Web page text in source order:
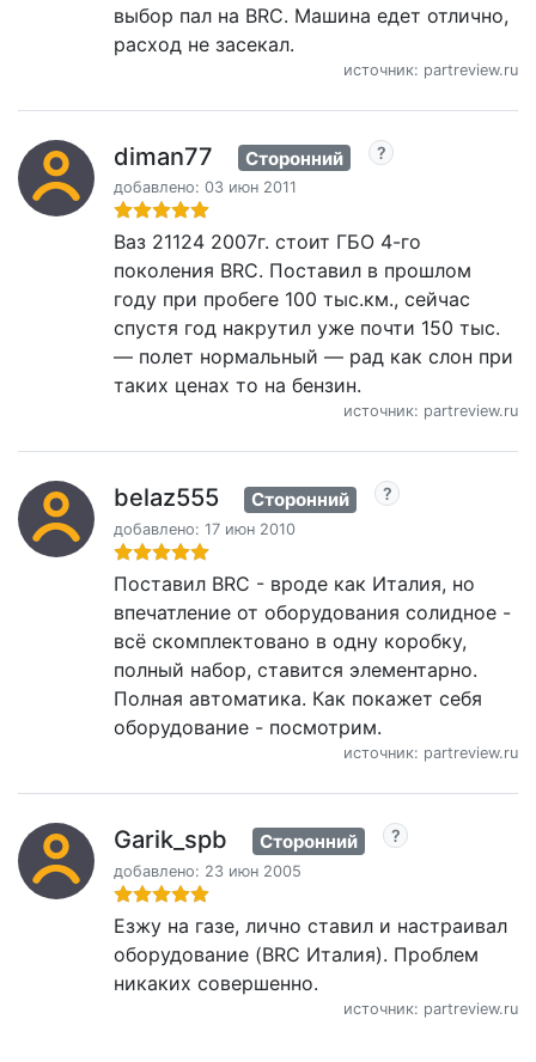
выбор пал на BRC. Машина едет отлично,
расход не засекал.
источник: partreview.ru
diman77 Сторонний
добавлено: 03 июн 2011
Ваз 21124 2007г. стоит ГБО 4-го
поколения BRC. Поставил в прошлом
году при пробеге 100 тыс.км., сейчас
спустя год накрутил уже почти 150 тыс.
— полет нормальный — рад как слон при
таких ценах то на бензин.
источник: partreview.ru
belaz555 Сторонний
добавлено: 17 июн 2010
Поставил BRC - вроде как Италия, но
впечатление от оборудования солидное -
всё скомплектовано в одну коробку,
полный набор, ставится элементарно.
Полная автоматика. Как покажет себя
оборудование - посмотрим.
источник: partreview.ru
Garik_spb Сторонний
добавлено: 23 июн 2005
Езжу на газе, лично ставил и настраивал
оборудование (BRC Италия). Проблем
никаких совершенно.
источник: partreview.ru